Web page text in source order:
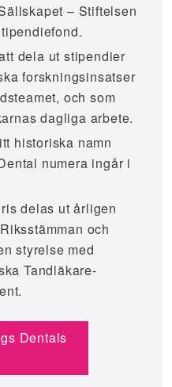
– Stiftelsen
dela ut stipendier
forskningsinsatser
och som
dagliga arbete.
historiska namn
numera ingår i
delas ut årligen
och
styrelse med
Tandläkare-
Dentals